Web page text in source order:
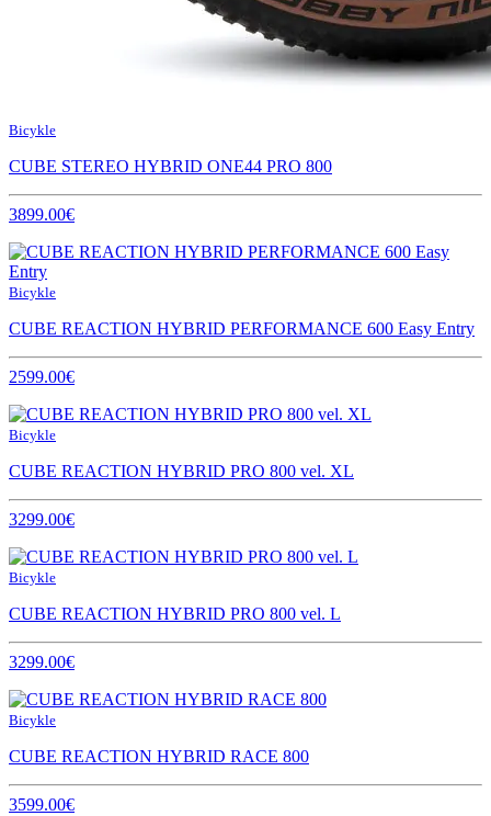
Bicykle
CUBE STEREO HYBRID ONE44 PRO 800
3899.00€
Bicykle
CUBE REACTION HYBRID PERFORMANCE 600 Easy Entry
2599.00€
Bicykle
CUBE REACTION HYBRID PRO 800 vel. XL
3299.00€
Bicykle
CUBE REACTION HYBRID PRO 800 vel. L
3299.00€
Bicykle
CUBE REACTION HYBRID RACE 800
3599.00€